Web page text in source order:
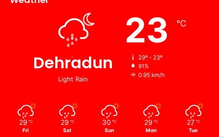
Dehradun
Light Rain
23 ℃
29º - 23º
91%
0.95 km/h
29 ℃
Fri
29 ℃
Sat
30 ℃
Sun
29 ℃
Mon
27 ℃
Tue